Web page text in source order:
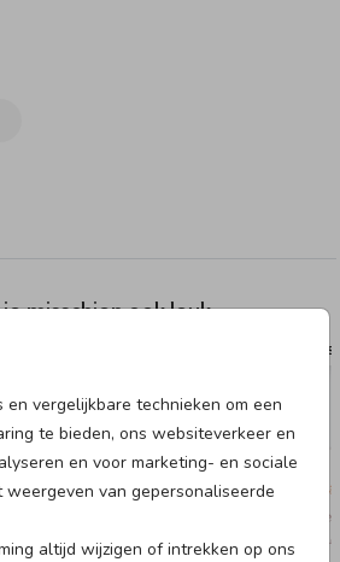
en vergelijkbare technieken om een
te bieden, ons websiteverkeer en
en voor marketing- en sociale
van gepersonaliseerde
altijd wijzigen of intrekken op ons
misschien ook leuk